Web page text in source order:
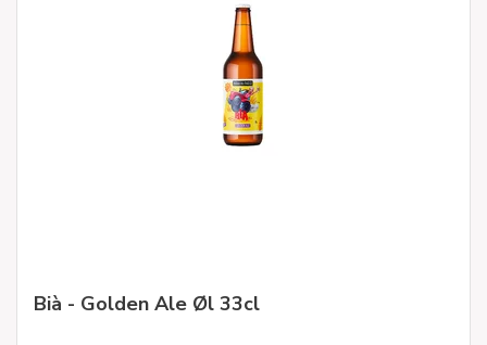
Bià - Golden Ale Øl 33cl